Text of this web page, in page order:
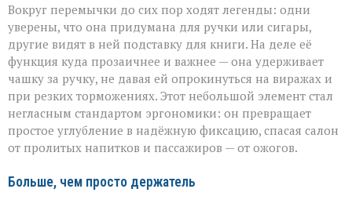
Вокруг перемычки до сих пор ходят легенды: одни
уверены, что она придумана для ручки или сигары,
другие видят в ней подставку для книги. На деле её
функция куда прозаичнее и важнее — она удерживает
чашку за ручку, не давая ей опрокинуться на виражах и
при резких торможениях. Этот небольшой элемент стал
негласным стандартом эргономики: он превращает
простое углубление в надёжную фиксацию, спасая салон
от пролитых напитков и пассажиров — от ожогов.
Больше, чем просто держатель